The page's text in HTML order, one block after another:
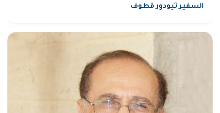
السفير ثيودور قطوف